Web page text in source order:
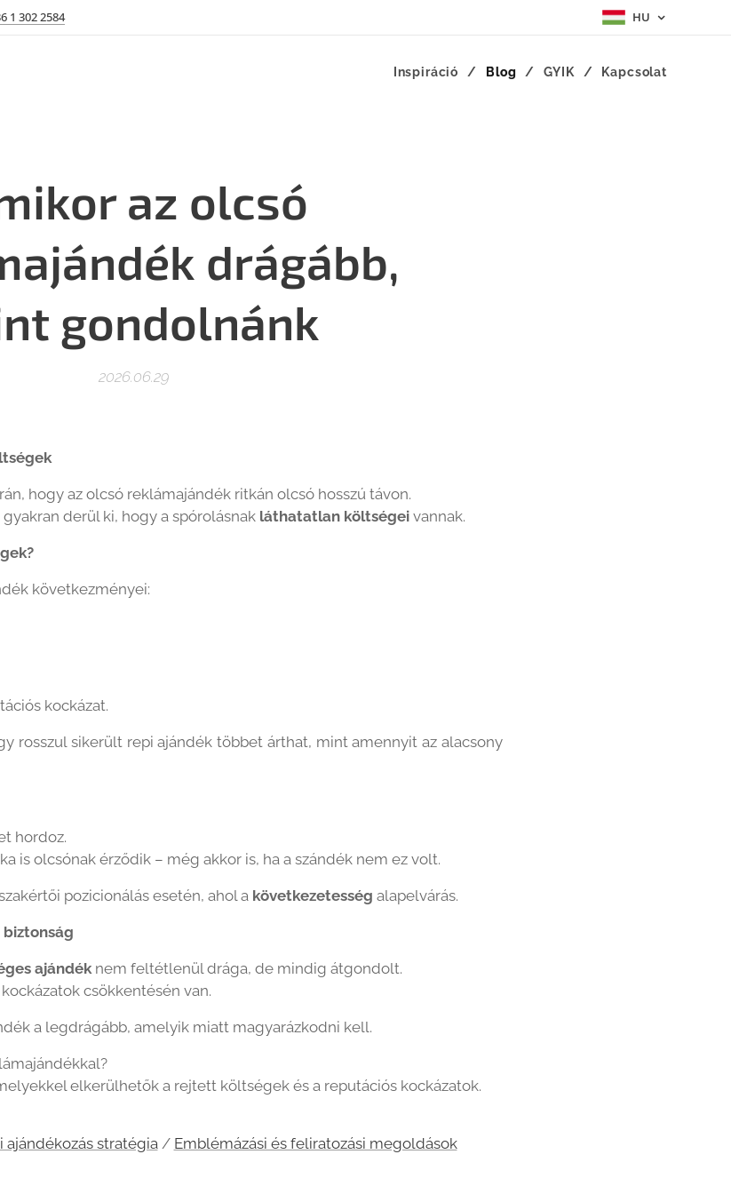
1 302 2584 HU
Inspiráció Blog GYIK Kapcsolat
az olcsó
drágább,
gondolnánk
2026.06.29
hogy az olcsó reklámajándék ritkán olcsó hosszú távon.
derül ki, hogy a spórolásnak láthatatlan költségei vannak.
következményei:
kockázat.
rosszul sikerült repi ajándék többet árthat, mint amennyit az alacsony
hordoz.
is olcsónak érződik – még akkor is, ha a szándék nem ez volt.
pozicionálás esetén, ahol a következetesség alapelvárás.
ajándéknem feltétlenül drága, de mindig átgondolt.
csökkentésén van.
a legdrágább, amelyik miatt magyarázkodni kell.
elkerülhetők a rejtett költségek és a reputációs kockázatok.
ajándékozás stratégia/ Emblémázási és feliratozási megoldások